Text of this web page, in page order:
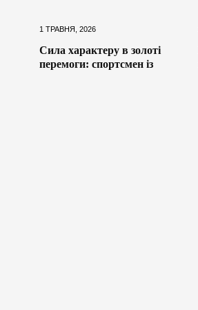
1 ТРАВНЯ, 2026
Сила характеру в золоті
перемоги: спортсмен із